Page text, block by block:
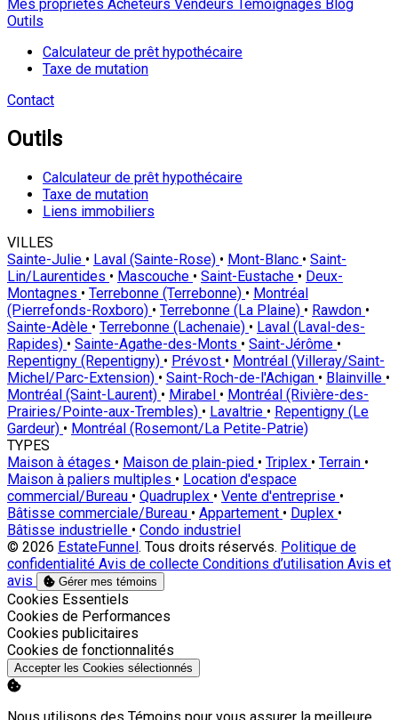
Mes propriétés Acheteurs Vendeurs Témoignages Blog
Outils
Calculateur de prêt hypothécaire
Taxe de mutation
Contact
Outils
Calculateur de prêt hypothécaire
Taxe de mutation
Liens immobiliers
VILLES
Sainte-Julie • Laval (Sainte-Rose) • Mont-Blanc • Saint-
Lin/Laurentides • Mascouche • Saint-Eustache • Deux-
Montagnes • Terrebonne (Terrebonne) • Montréal
(Pierrefonds-Roxboro) • Terrebonne (La Plaine) • Rawdon •
Sainte-Adèle • Terrebonne (Lachenaie) • Laval (Laval-des-
Rapides) • Sainte-Agathe-des-Monts • Saint-Jérôme •
Repentigny (Repentigny) • Prévost • Montréal (Villeray/Saint-
Michel/Parc-Extension) • Saint-Roch-de-l'Achigan • Blainville •
Montréal (Saint-Laurent) • Mirabel • Montréal (Rivière-des-
Prairies/Pointe-aux-Trembles) • Lavaltrie • Repentigny (Le
Gardeur) • Montréal (Rosemont/La Petite-Patrie)
TYPES
Maison à étages • Maison de plain-pied • Triplex • Terrain •
Maison à paliers multiples • Location d'espace
commercial/Bureau • Quadruplex • Vente d'entreprise •
Bâtisse commerciale/Bureau • Appartement • Duplex •
Bâtisse industrielle • Condo industriel
© 2026 EstateFunnel. Tous droits réservés. Politique de
confidentialité Avis de collecte Conditions d’utilisation Avis et
avis
Gérer mes témoins
Activer
Cookies Essentiels
Activer
Cookies de Performances
Activer
Cookies publicitaires
Activer
Cookies de fonctionnalités
Accepter les Cookies sélectionnés